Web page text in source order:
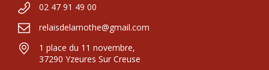
02 47 91 49 00
relaisdelamothe@gmail.com
1 place du 11 novembre,
37290 Yzeures Sur Creuse